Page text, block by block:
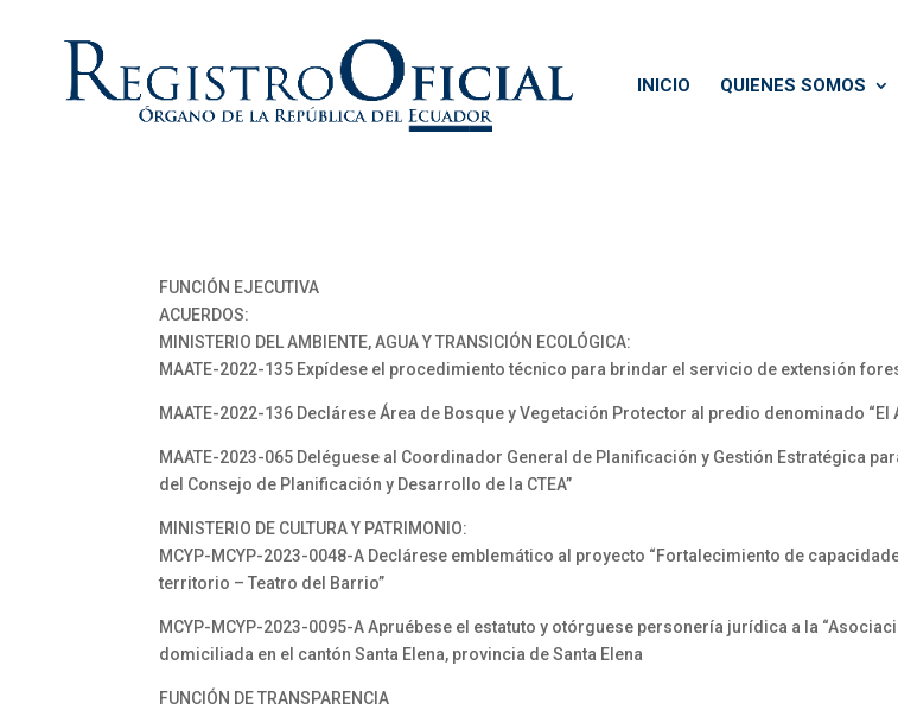
INICIO QUIENES SOMOS
FUNCIÓN EJECUTIVA
ACUERDOS:
MINISTERIO DEL AMBIENTE, AGUA Y TRANSICIÓN ECOLÓGICA:
MAATE-2022-135 Expídese el procedimiento técnico para brindar el servicio de extensión
MAATE-2022-136 Declárese Área de Bosque y Vegetación Protector al predio denominado “El
MAATE-2023-065 Deléguese al Coordinador General de Planificación y Gestión Estratégica
del Consejo de Planificación y Desarrollo de la CTEA”
MINISTERIO DE CULTURA Y PATRIMONIO:
MCYP-MCYP-2023-0048-A Declárese emblemático al proyecto “Fortalecimiento de
territorio – Teatro del Barrio”
MCYP-MCYP-2023-0095-A Apruébese el estatuto y otórguese personería jurídica a la
domiciliada en el cantón Santa Elena, provincia de Santa Elena
FUNCIÓN DE TRANSPARENCIA